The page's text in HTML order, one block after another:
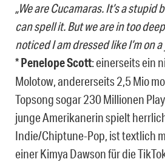
„We are Cucamaras. It’s a stupid
can spell it. But we are in too
noticed I am dressed like I’m on
*Penelope Scott: einerseits ein
Molotow, andererseits 2,5 Mio
Topsong sogar 230 Millionen
junge Amerikanerin spielt
Indie/Chiptune-Pop, ist textlich
einer Kimya Dawson für die